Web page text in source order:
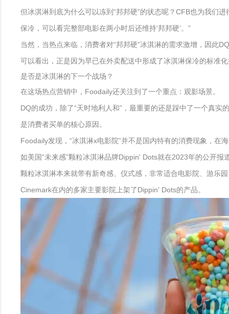
但冰淇淋到底为什么可以冻到“邦邦硬”的状态呢？CFB也为我们
保冷，可以看完整部电影在两小时后还维持‘邦邦硬’。”
当然，当热点来临，消费者对“邦邦硬”冰淇淋的需求激增，因此
可以看出，正是因为早已在外卖配送中形成了冰淇淋保冷的标准
是否是冰淇淋的下一个战场？
在这场热点营销中，Foodaily还关注到了一个重点：观影场景。
DQ的成功，除了“天时地利人和”，最重要的还是踩中了一个真
是消费者买单的核心原因。
Foodaily发现，“冰淇淋x电影院”并不是国内特有的消费现象，在
如美国“未来感”颗粒冰淇淋品牌Dippin' Dots就在2023年的公开
颗粒冰淇淋本来就带有新奇感、仪式感，非常适合电影院、游乐
Cinemark在内的多家主要影院上架了Dippin' Dots的产品。